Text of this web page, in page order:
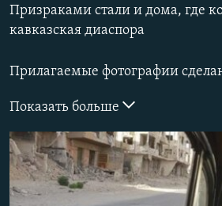
поиску
СЕВЕР.РЕАЛИИ
СИБИРЬ.РЕАЛИИ
РАСПИСАНИЕ ВЕЩАНИЯ
СОЦИАЛЬНЫЕ СЕТИ
Призраками стали и дома, где
кавказская диаспора
Показать больше